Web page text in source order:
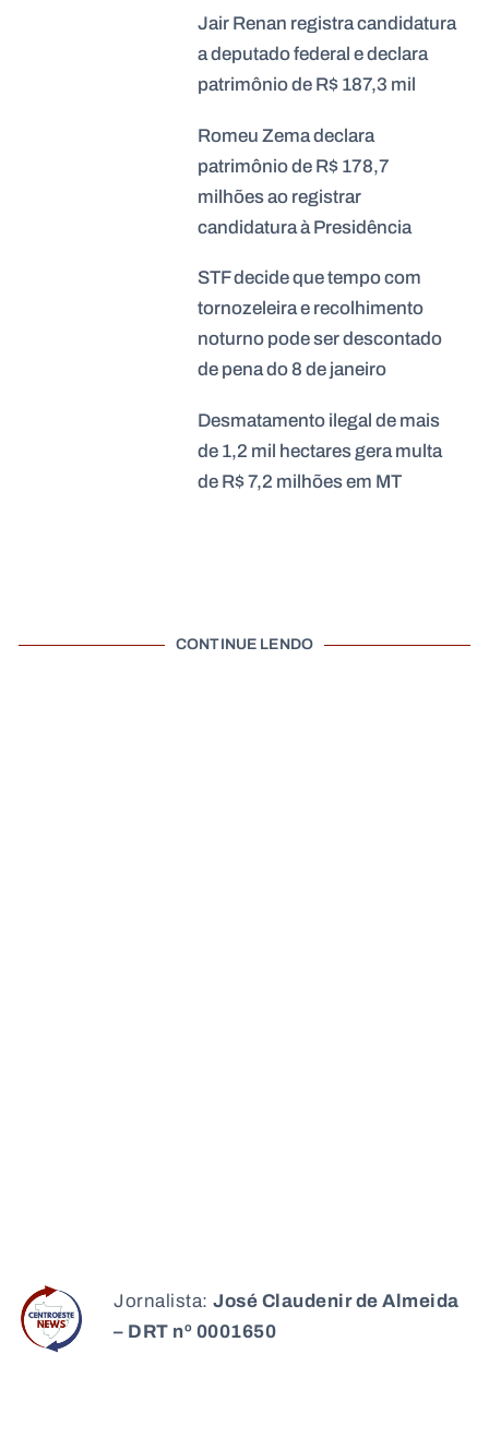
Jair Renan registra candidatura
a deputado federal e declara
patrimônio de R$ 187,3 mil
Romeu Zema declara
patrimônio de R$ 178,7
milhões ao registrar
candidatura à Presidência
STF decide que tempo com
tornozeleira e recolhimento
noturno pode ser descontado
de pena do 8 de janeiro
Desmatamento ilegal de mais
de 1,2 mil hectares gera multa
de R$ 7,2 milhões em MT
CONTINUE LENDO
Jornalista: José Claudenir de Almeida
– DRT nº 0001650